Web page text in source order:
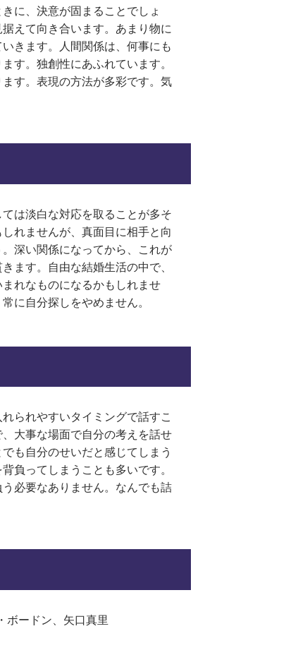
に、決意が固まることでしょ
えて向き合います。あまり物に
きます。人間関係は、何事にも
す。独創性にあふれています。
す。表現の方法が多彩です。気
は淡白な対応を取ることが多そ
れませんが、真面目に相手と向
深い関係になってから、これが
ます。自由な結婚生活の中で、
れなものになるかもしれませ
に自分探しをやめません。
られやすいタイミングで話すこ
大事な場面で自分の考えを話せ
も自分のせいだと感じてしまう
負ってしまうことも多いです。
必要なありません。なんでも詰
ボードン、矢口真里